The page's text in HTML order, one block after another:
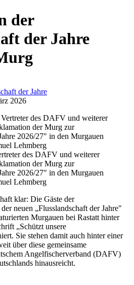
der
der Jahre
der Jahre
2026
des DAFV und weiterer
der Murg zur
2026/27" in den Murgauen
Lehmberg
klar: Die Gäste der
neuen „Flusslandschaft der Jahre"
Murgauen bei Rastatt hinter
„Schützt unsere
Sie stehen damit auch hinter einer
über diese gemeinsame
Angelfischerverband (DAFV)
hinausreicht.